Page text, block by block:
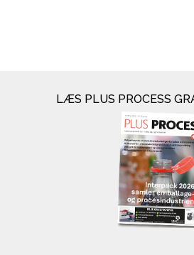
LÆS PLUS PROCESS